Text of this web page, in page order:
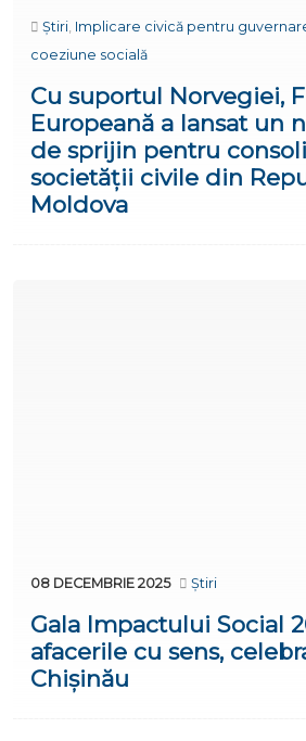
Știri, Implicare civică pentru
coeziune socială
Cu suportul Norvegiei,
Europeană a lansat un
de sprijin pentru
societății civile din
Moldova
08 DECEMBRIE 2025 Știri
Gala Impactului Social
afacerile cu sens,
Chișinău